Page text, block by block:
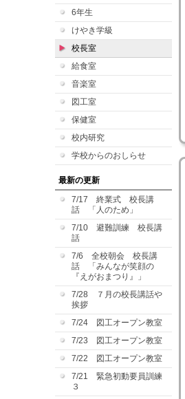
6年生
けやき学級
校長室
給食室
音楽室
図工室
保健室
校内研究
学校からのおしらせ
最新の更新
7/17 終業式 校長講
話 「人のため」
7/10 避難訓練 校長講
話
7/6 全校朝会 校長講
話 「みんなが笑顔の
『えがおまつり』」
7/28 ７月の校長講話や
挨拶
7/24 図工オープン教室
7/23 図工オープン教室
7/22 図工オープン教室
7/21 緊急初動要員訓練
３